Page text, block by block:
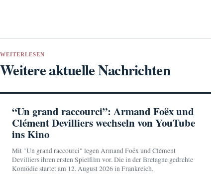
WEITERLESEN
Weitere aktuelle Nachrichten
“Un grand raccourci”: Armand Foëx und
Clément Devilliers wechseln von YouTube
ins Kino
Mit "Un grand raccourci" legen Armand Foëx und Clément
Devilliers ihren ersten Spielfilm vor. Die in der Bretagne gedrehte
Komödie startet am 12. August 2026 in Frankreich.